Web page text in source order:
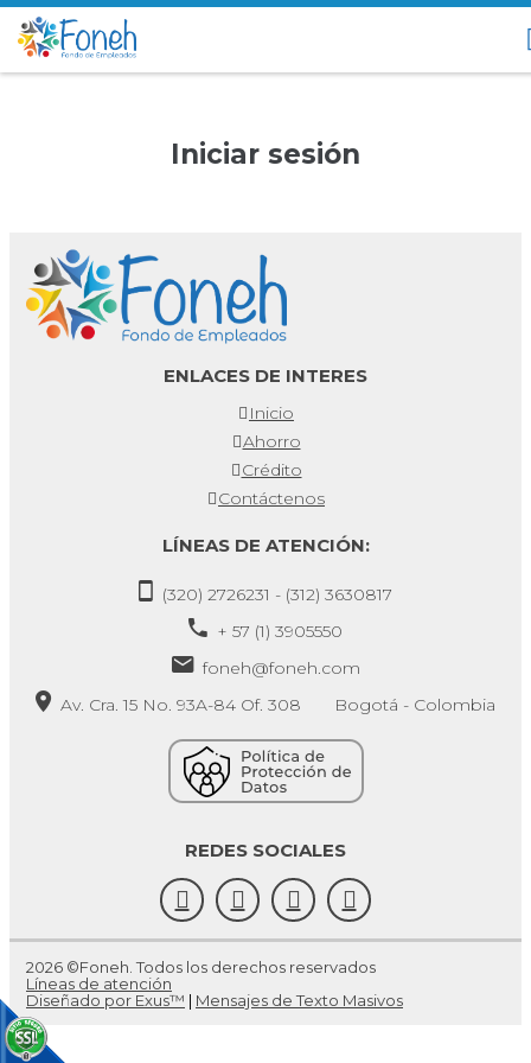
Iniciar sesión
ENLACES DE INTERES
Inicio
Ahorro
Crédito
Contáctenos
LÍNEAS DE ATENCIÓN:
(320) 2726231 - (312) 3630817
+ 57 (1) 3905550
foneh@foneh.com
Av. Cra. 15 No. 93A-84 Of. 308 Bogotá - Colombia
REDES SOCIALES
2026 ©Foneh. Todos los derechos reservados
Líneas de atención
Diseñado por Exus™ | Mensajes de Texto Masivos